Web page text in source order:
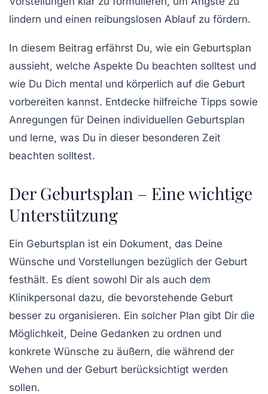
lindern und einen reibungslosen Ablauf zu fördern.
In diesem Beitrag erfährst Du, wie ein Geburtsplan
aussieht, welche Aspekte Du beachten solltest und
wie Du Dich mental und körperlich auf die Geburt
vorbereiten kannst. Entdecke hilfreiche Tipps sowie
Anregungen für Deinen individuellen Geburtsplan
und lerne, was Du in dieser besonderen Zeit
beachten solltest.
Der Geburtsplan – Eine wichtige
Unterstützung
Ein Geburtsplan ist ein Dokument, das Deine
Wünsche und Vorstellungen bezüglich der Geburt
festhält. Es dient sowohl Dir als auch dem
Klinikpersonal dazu, die bevorstehende Geburt
besser zu organisieren. Ein solcher Plan gibt Dir die
Möglichkeit, Deine Gedanken zu ordnen und
konkrete Wünsche zu äußern, die während der
Wehen und der Geburt berücksichtigt werden
sollen.